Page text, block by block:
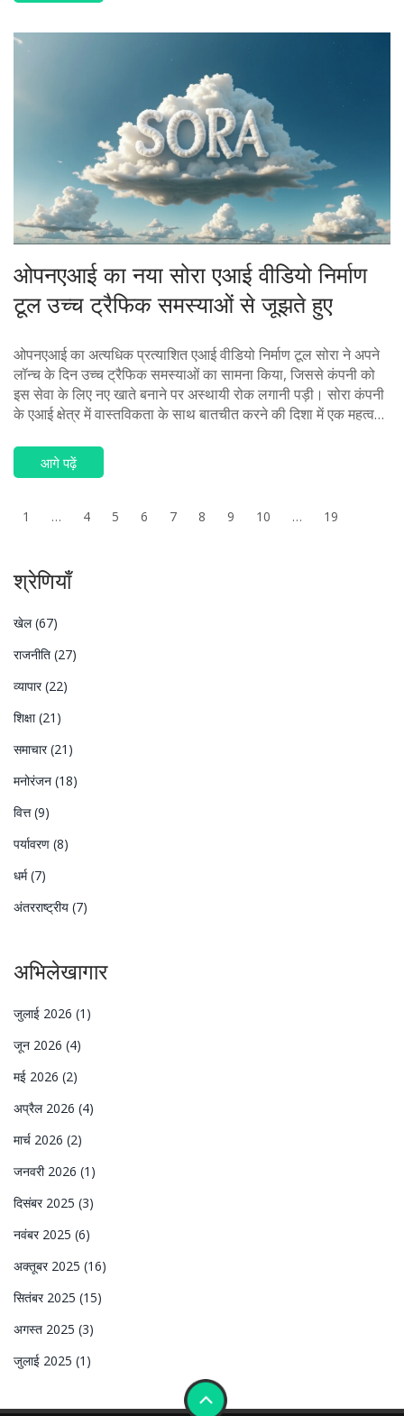
ओपनएआई का नया सोरा एआई वीडियो निर्माण
टूल उच्च ट्रैफिक समस्याओं से जूझते हुए
ओपनएआई का अत्यधिक प्रत्याशित एआई वीडियो निर्माण टूल सोरा ने अपने
लॉन्च के दिन उच्च ट्रैफिक समस्याओं का सामना किया, जिससे कंपनी को
इस सेवा के लिए नए खाते बनाने पर अस्थायी रोक लगानी पड़ी। सोरा कंपनी
के एआई क्षेत्र में वास्तविकता के साथ बातचीत करने की दिशा में एक महत्वपूर्ण
इसकी सुरक्षा विशेषताओं में सुधार करना है, साथ ही इसके दुरुपयोग की
चिंताओं को दूर करना है।
आगे पढ़ें
1 … 4 5 6 7 8 9 10 … 19
श्रेणियाँ
खेल(67)
राजनीति (27)
व्यापार(22)
शिक्षा(21)
समाचार(21)
मनोरंजन (18)
वित्त(9)
पर्यावरण (8)
धर्म(7)
अंतरराष्ट्रीय (7)
अभिलेखागार
जुलाई 2026 (1)
जून 2026 (4)
मई 2026 (2)
अप्रैल 2026 (4)
मार्च 2026 (2)
जनवरी 2026 (1)
दिसंबर 2025 (3)
नवंबर 2025 (6)
अक्तूबर 2025 (16)
सितंबर 2025 (15)
अगस्त 2025 (3)
जुलाई 2025 (1)